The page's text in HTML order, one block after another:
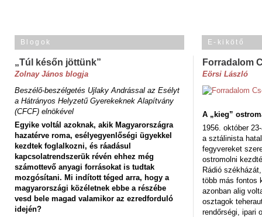
Blogok
„Túl későn jöttünk”
Zolnay János blogja
Beszélő-beszélgetés Ujlaky Andrással az Esélyt
a Hátrányos Helyzetű Gyerekeknek Alapítvány
(CFCF) elnökével
Egyike voltál azoknak, akik Magyarországra
hazatérve roma, esélyegyenlőségi ügyekkel
kezdtek foglalkozni, és ráadásul
kapcsolatrendszerük révén ehhez még
számottevő anyagi forrásokat is tudtak
mozgósítani. Mi indított téged arra, hogy a
magyarországi közéletnek ebbe a részébe
vesd bele magad valamikor az ezredforduló
idején?
E-kikötő
Forradalom
Eörsi László
A „kieg”
1956. október
a sztálinista
fegyvereket
ostromolni
Rádió
több más fontos
azonban alig
osztagok
rendőrségi, ipari